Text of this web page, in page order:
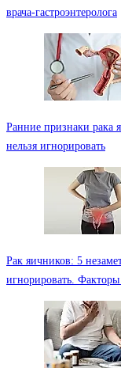
врача-гастроэнтеролога
Ранние признаки рака
нельзя игнорировать
Рак яичников: 5
игнорировать.